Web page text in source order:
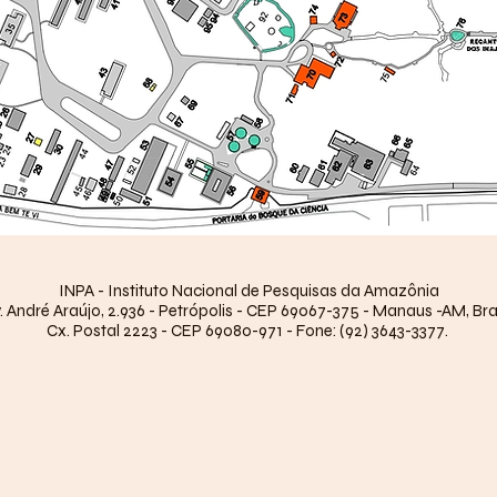
INPA - Instituto Nacional de Pesquisas da Amazônia
André Araújo, 2.936 - Petrópolis - CEP 69067-375 - Manaus -AM,
Cx. Postal 2223 - CEP 69080-971 - Fone: (92) 3643-3377.